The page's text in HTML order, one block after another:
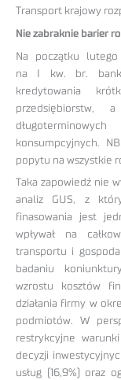
Transport krajowy
Nie zabraknie barier
Na początku
na I kw. br. banki
kredytowania
konsumpcyjnych.
popytu na wszystkie
Taka zapowiedź nie
analiz GUS, z
finasowania jest
wpływał na
transportu i
badaniu
wzrostu kosztów
działania firmy w
podmiotów. W
restrykcyjne
decyzji
usług (16,9%) oraz